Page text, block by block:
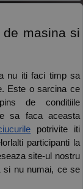
Este o sarcina ce
de conditiile
sa faca aceasta
potrivite iti
participanti la
site-ul nostru
si nu numai, ce se